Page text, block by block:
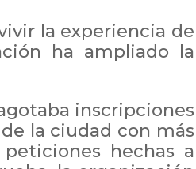
la experiencia de
ha ampliado la
inscripciones
la ciudad con más
hechas a